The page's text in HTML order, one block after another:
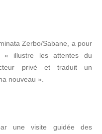
Zerbo/Sabane, a pour
illustre les attentes du
privé et traduit un
nouveau ».
une visite guidée des